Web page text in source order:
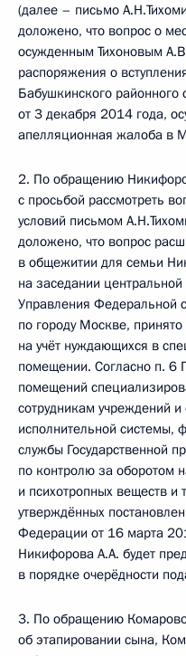
(далее – письмо
доложено, что вопрос о
осужденным Тихоновым
распоряжения о
Бабушкинского
от 3 декабря 2014 года,
апелляционная жалоба в
2. По обращению
с просьбой рассмотреть
условий письмом
доложено, что вопрос
в общежитии для семьи
на заседании
Управления Федеральной
по городу Москве,
на учёт нуждающихся в
помещении. Согласно п. 6
помещений
сотрудникам учреждений и
исполнительной системы,
службы Государственной
по контролю за оборотом
и психотропных веществ
утверждённых
Федерации от 16 марта
Никифорова А.А. будет
в порядке очерёдности
3. По обращению
об этапировании сына,